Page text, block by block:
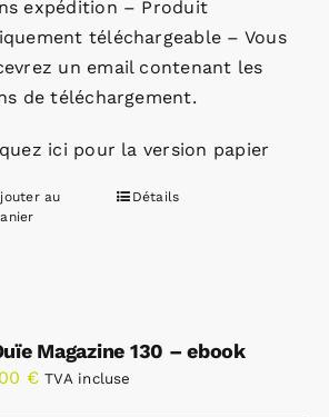
expédition – Produit
téléchargeable – Vous
un email contenant les
de téléchargement.
ici pour la version papier
au
Détails
Magazine 130 – ebook
€ TVA incluse